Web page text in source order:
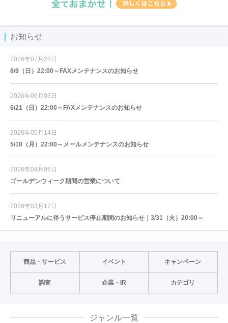
お知らせ
2026年07月22日
8/9（日）22:00～FAXメンテナンスのお知らせ
2026年06月03日
6/21（日）22:00～FAXメンテナンスのお知らせ
2026年05月14日
5/18（月）22:00～メールメンテナンスのお知らせ
2026年04月06日
ゴールデンウィーク期間の営業について
2026年03月17日
リニューアルに伴うサービス停止期間のお知らせ｜3/31（火）20:00～
商品・サービス イベント キャンペーン
調査 企業・IR カテゴリ
ジャンル一覧